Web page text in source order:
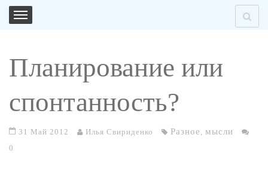
Планирование или
спонтанность?
31 Май 2012 Илья Свириденко Разное мысли
0